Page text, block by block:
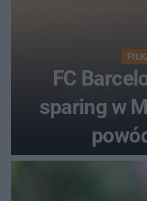
FC
sparing w